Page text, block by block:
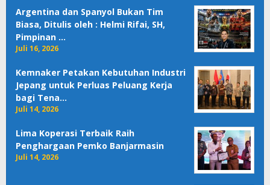
Argentina dan Spanyol Bukan Tim
Biasa, Ditulis oleh : Helmi Rifai, SH,
Pimpinan …
Juli 16, 2026
Kemnaker Petakan Kebutuhan Industri
Jepang untuk Perluas Peluang Kerja
bagi Tena…
Juli 14, 2026
Lima Koperasi Terbaik Raih
Penghargaan Pemko Banjarmasin
Juli 14, 2026